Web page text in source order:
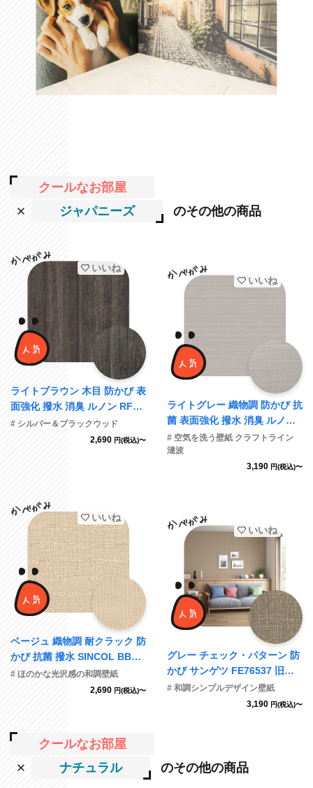
クールなお部屋
ジャパニーズ
のその他の商品
いいね
ライトブラウン 木目 防かび 表
面強化 撥水 消臭 ルノン RF84
07
# シルバー＆ブラックウッド
2,690 円(税込)〜
いいね
ライトグレー 織物調 防かび 抗
菌 表面強化 撥水 消臭 ルノン
C22-2017
# 空気を洗う壁紙 クラフトライン
漣波
3,190 円(税込)〜
いいね
ベージュ 織物調 耐クラック 防
かび 抗菌 撥水 SINCOL BB85
53 旧品番BB9048
# ほのかな光沢感の和調壁紙
2,690 円(税込)〜
いいね
グレー チェック・パターン 防
かび サンゲツ FE76537 旧品
番FE74250
# 和調シンプルデザイン壁紙
3,190 円(税込)〜
クールなお部屋
ナチュラル
のその他の商品